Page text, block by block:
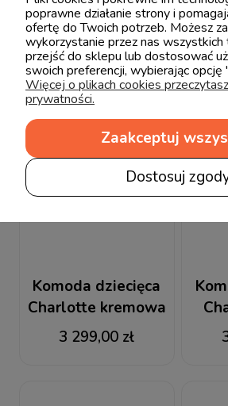
Komoda dziecięca
Charlotte kremowa
3 299,00 zł
poprawne działanie strony i
ofertę do Twoich potrzeb. Możesz
wykorzystanie przez nas wszystkich
przejść do sklepu lub dostosować
swoich preferencji, wybierając
Więcej o plikach cookies
prywatności.
Dostosuj
Zaakceptuj